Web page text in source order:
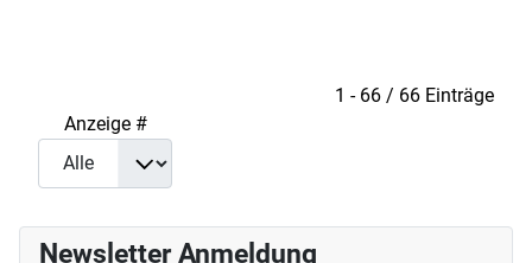
1 - 66 / 66 Einträge
Anzeige #
Newsletter Anmeldung